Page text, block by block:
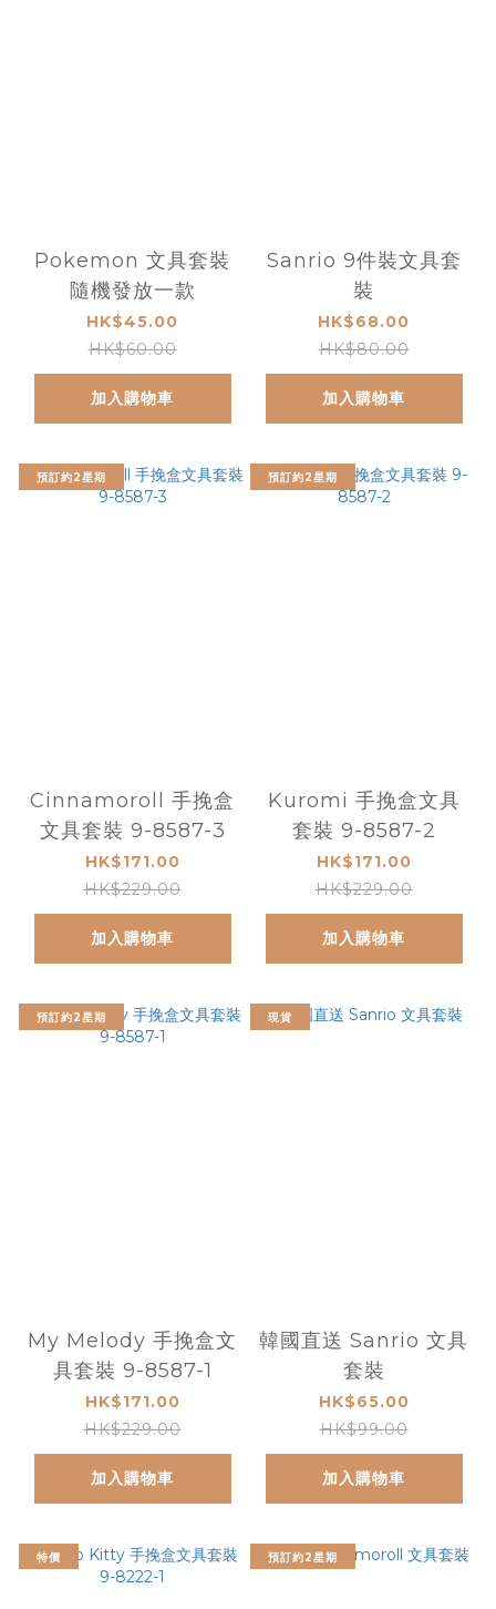
Pokemon 文具套裝
隨機發放一款
HK$45.00
HK$60.00
加入購物車
Sanrio 9件裝文具套
裝
HK$68.00
HK$80.00
加入購物車
預訂約2星期
Cinnamoroll 手挽盒
文具套裝 9-8587-3
HK$171.00
HK$229.00
加入購物車
預訂約2星期
Kuromi 手挽盒文具
套裝 9-8587-2
HK$171.00
HK$229.00
加入購物車
預訂約2星期
My Melody 手挽盒文
具套裝 9-8587-1
HK$171.00
HK$229.00
加入購物車
現貨
韓國直送 Sanrio 文具
套裝
HK$65.00
HK$99.00
加入購物車
特價 預訂約2星期